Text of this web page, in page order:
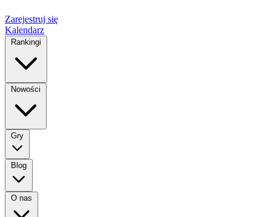
Zarejestruj się
Kalendarz
Rankingi
Nowości
Gry
Blog
O nas